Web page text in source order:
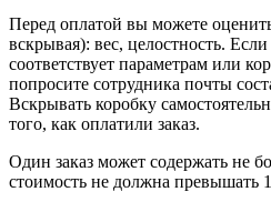
Перед оплатой вы можете
вскрывая): вес, целостность.
соответствует параметрам или
попросите сотрудника почты
Вскрывать коробку
того, как оплатили заказ.
Один заказ может содержать не
стоимость не должна превышать